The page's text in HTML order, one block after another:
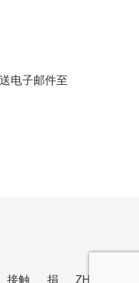
到 jpg
电子邮件至
接触 捐 ZH